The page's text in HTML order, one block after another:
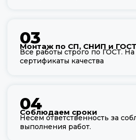
03
Монтаж по СП, СНИП и ГОСТ
Все работы строго по ГОСТ.
сертификаты качества
04
Соблюдаем сроки
Несем ответственность за
выполнения работ.